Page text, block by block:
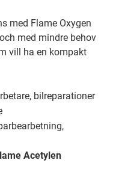
med Flame Oxygen
med mindre behov
vill ha en kompakt
bilreparationer
Acetylen